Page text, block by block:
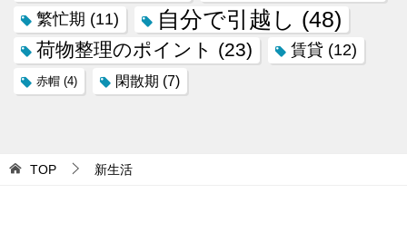
繁忙期 (11) 自分で引越し (48)
荷物整理のポイント (23) 賃貸 (12)
赤帽 (4) 閑散期 (7)
TOP 新生活